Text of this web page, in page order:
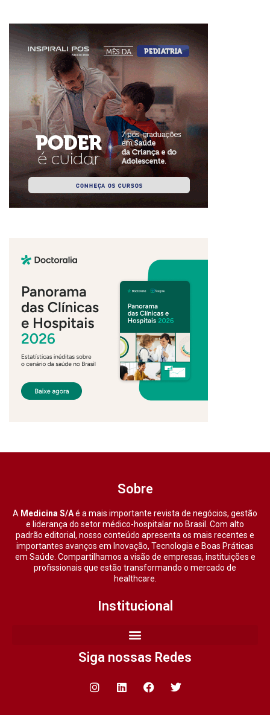
Sobre
A Medicina S/Aé a mais importante revista de negócios, gestão
e liderança do setor médico-hospitalar no Brasil. Com alto
padrão editorial, nosso conteúdo apresenta os mais recentes e
importantes avanços em Inovação, Tecnologia e Boas Práticas
em Saúde. Compartilhamos a visão de empresas, instituições e
profissionais que estão transformando o mercado de
healthcare.
Institucional
Siga nossas Redes